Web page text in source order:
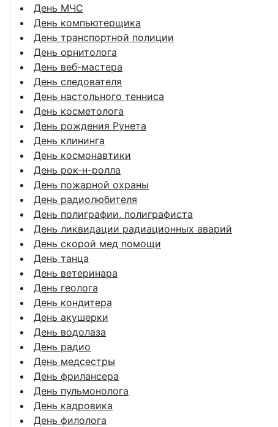
День МЧС
День компьютерщика
День транспортной полиции
День орнитолога
День веб-мастера
День следователя
День настольного тенниса
День косметолога
День рождения Рунета
День клининга
День космонавтики
День рок-н-ролла
День пожарной охраны
День радиолюбителя
День полиграфии, полиграфиста
День ликвидации радиационных аварий
День скорой мед помощи
День танца
День ветеринара
День геолога
День кондитера
День акушерки
День водолаза
День радио
День медсестры
День фрилансера
День пульмонолога
День кадровика
День филолога